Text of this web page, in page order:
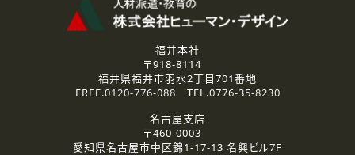
なお、ご連絡手段は、電話・Ｅメールのいずれかの方法とい
2.個人情報の第三者提供
ご提供いただいた個人情報は、法令等の規定に従う場合を除き、
3.個人情報の取り扱いの委託
弊社の定める個人情報保護の評価基準を満たした委託先に、個
福井本社
〒918-8114
福井県福井市羽水2丁目701番地
FREE.0120-776-088 TEL.0776-35-8230
名古屋支店
〒460-0003
愛知県名古屋市中区錦1-17-13 名興ビル7F